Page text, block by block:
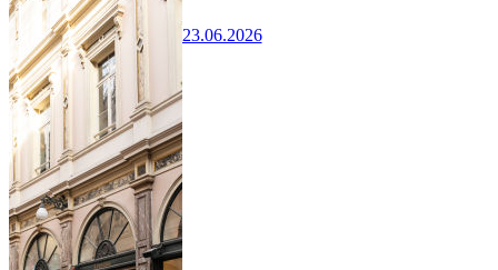
23.06.2026